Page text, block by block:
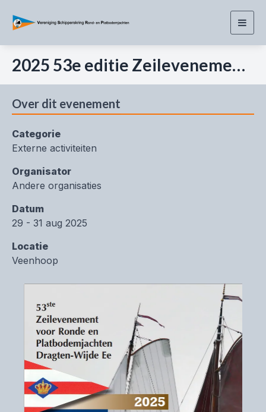
2025 53e editie Zeilevenement Dragten-Wijde Ee voor Ronde en Platbodemjachten
Over dit evenement
Categorie
Externe activiteiten
Organisator
Andere organisaties
Datum
29 - 31 aug 2025
Locatie
Veenhoop